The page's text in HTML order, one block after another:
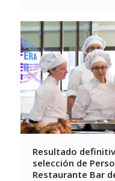
Resultado
selección de
Restaurante Bar